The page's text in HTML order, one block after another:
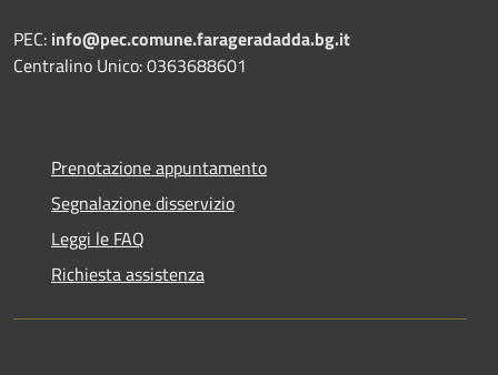
PEC: info@pec.comune.farageradadda.bg.it
Centralino Unico: 0363688601
Prenotazione appuntamento
Segnalazione disservizio
Leggi le FAQ
Richiesta assistenza